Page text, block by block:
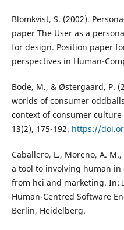
Blomkvist, S. (2002).
paper The User as a
for design. Position paper
perspectives in Human-
Bode, M., & Østergaard, P.
worlds of consumer
context of consumer
13(2), 175-192. https://
Caballero, L., Moreno, A.
a tool to involving human
from hci and marketing. In:
Human-Centred Software
Berlin, Heidelberg.